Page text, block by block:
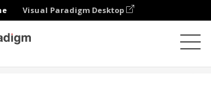
Visual Paradigm Desktop